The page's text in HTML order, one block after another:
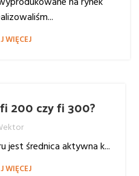
WIĘCEJ
200 czy fi 300?
jest średnica aktywna k...
WIĘCEJ